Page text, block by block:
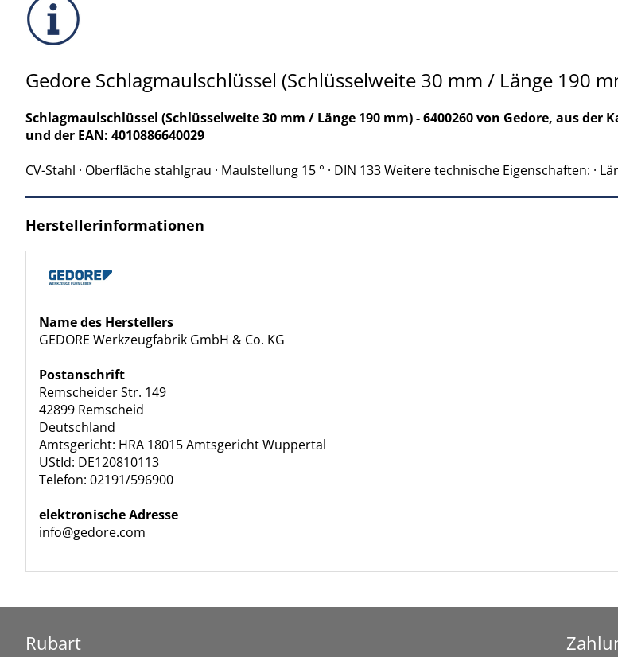
Gedore Schlagmaulschlüssel (Schlüsselweite 30 mm / Länge 190
Schlagmaulschlüssel (Schlüsselweite 30 mm / Länge 190 mm) - 6400260 von Gedore, aus
und der EAN: 4010886640029
CV-Stahl · Oberfläche stahlgrau · Maulstellung 15 ° · DIN 133 Weitere technische Eigenschaften: ·
Herstellerinformationen
Name des Herstellers
GEDORE Werkzeugfabrik GmbH & Co. KG
Postanschrift
Remscheider Str. 149
42899 Remscheid
Deutschland
Amtsgericht: HRA 18015 Amtsgericht Wuppertal
UStId: DE120810113
Telefon: 02191/596900
elektronische Adresse
info@gedore.com
Rubart